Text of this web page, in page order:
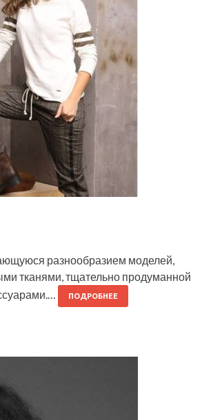
разнообразием моделей,
тканями, тщательно продуманной
ПОДРОБНЕЕ